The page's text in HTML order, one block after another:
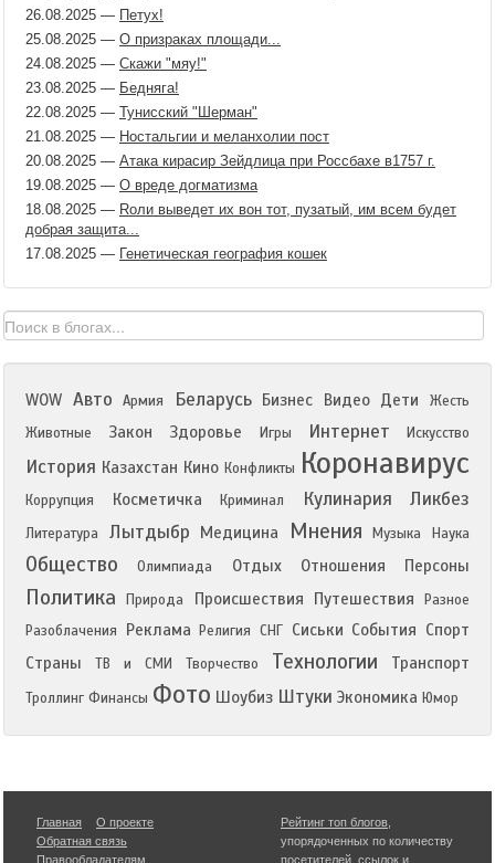
26.08.2025 — Петух!
25.08.2025 — О призраках площади...
24.08.2025 — Скажи "мяу!"
23.08.2025 — Бедняга!
22.08.2025 — Тунисский "Шерман"
21.08.2025 — Ностальгии и меланхолии пост
20.08.2025 — Атака кирасир Зейдлица при Россбахе в1757 г.
19.08.2025 — О вреде догматизма
18.08.2025 — Rоли выведет их вон тот, пузатый, им всем будет
добрая защита...
17.08.2025 — Генетическая география кошек
WOW Авто Армия Беларусь Бизнес Видео Дети
Жесть
Животные
Закон Здоровье Игры Интернет Искусство
История Казахстан Кино Конфликты Коронавирус
Коррупция Косметичка Криминал Кулинария Ликбез
Литература Лытдыбр Медицина Мнения Музыка Наука
Общество Олимпиада Отдых Отношения Персоны
Политика Природа Происшествия Путешествия
Разное
Разоблачения
Реклама Религия СНГ Сиськи События Спорт
Страны
ТВ и СМИ Творчество Технологии Транспорт
Троллинг Финансы Фото Шоубиз Штуки Экономика Юмор
Главная
О проекте
Обратная связь
Правообладателям
Рейтинг топ блогов
упорядоченных по количеству
посетителей, ссылок и